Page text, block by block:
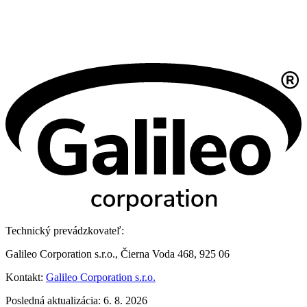
Technický prevádzkovateľ:
Galileo Corporation s.r.o., Čierna Voda 468, 925 06
Kontakt: Galileo Corporation s.r.o.
Posledná aktualizácia: 6. 8. 2026